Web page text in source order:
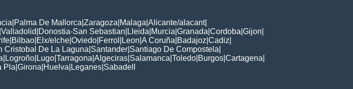
Palma De Mallorca Zaragoza Malaga Alicante/alacant|
Valladolid Donostia-San Sebastian Lleida Murcia Granada Cordoba Gijon
Bilbao Elx/elche Oviedo Ferrol Leon A Coruña Badajoz Cadiz
Cristobal De La Laguna Santander Santiago De Compostela
Logroño Lugo Tarragona Algeciras Salamanca Toledo Burgos Cartagena
Pla Girona Huelva Leganes Sabadell